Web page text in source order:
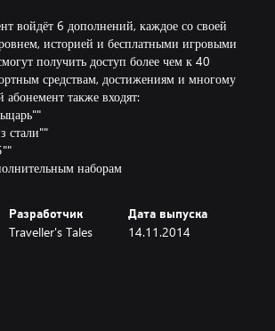
войдёт 6 дополнений, каждое со своей
историей и бесплатными игровыми
получить доступ более чем к 40
средствам, достижениям и многому
также входят:
стали""
наборам
Разработчик
Traveller's Tales
Дата выпуска
14.11.2014